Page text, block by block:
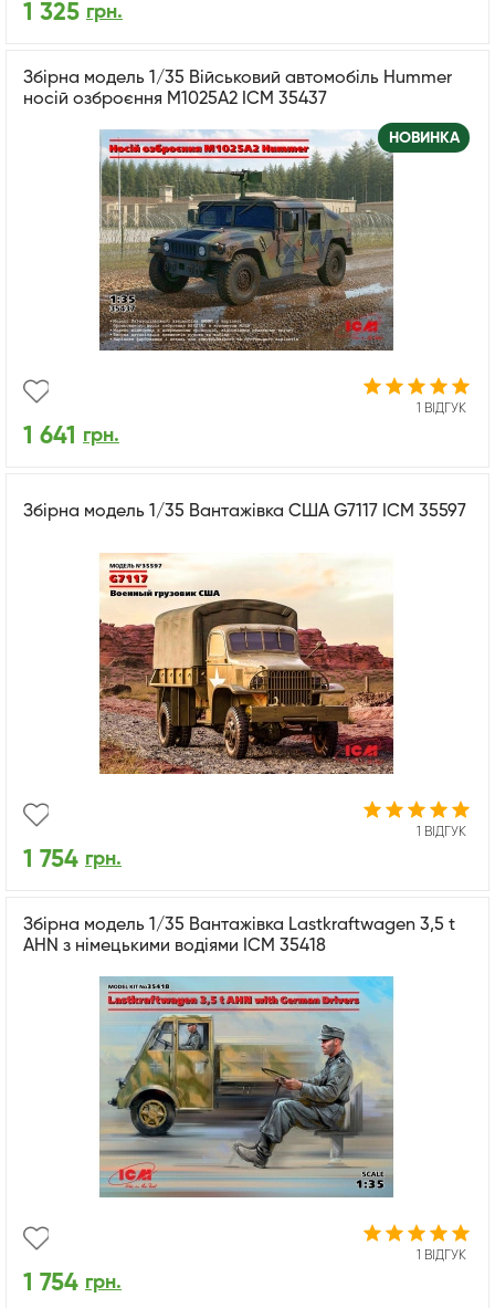
1 325 грн.
Збірна модель 1/35 Військовий автомобіль Hummer
носій озброєння M1025A2 ICM 35437
НОВИНКА
1 ВІДГУК
1 641 грн.
Збірна модель 1/35 Вантажівка США G7117 ICM 35597
1 ВІДГУК
1 754 грн.
Збірна модель 1/35 Вантажівка Lastkraftwagen 3,5 t
AHN з німецькими водіями ICM 35418
1 ВІДГУК
1 754 грн.